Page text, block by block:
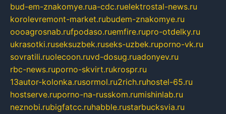
bud-em-znakomye.rua-cdc.ruelektrostal-news.ru
korolevremont-market.rubudem-znakomye.ru
oooagrosnab.rufpodaso.ruemfire.rupro-otdelky.ru
ukrasotki.ruseksuzbek.ruseks-uzbek.ruporno-vk.ru
sovratili.ruolecoon.ruvd-dosug.ruadonyev.ru
rbc-news.ruporno-skvirt.rukrospr.ru
13autor-kolonka.rusormol.ru2rich.ruhostel-65.ru
hostserve.ruporno-na-russkom.rumishinlab.ru
neznobi.rubigfatcc.ruhabble.rustarbucksvia.ru